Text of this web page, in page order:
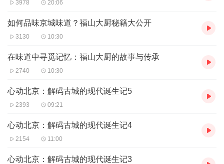
3978 20:06
如何品味京城味道？福山大厨秘籍大公开
3130 10:30
在味道中寻觅记忆：福山大厨的故事与传承
2740 10:30
心动北京：解码古城的现代诞生记5
2393 09:21
心动北京：解码古城的现代诞生记4
2154 11:00
心动北京：解码古城的现代诞生记3